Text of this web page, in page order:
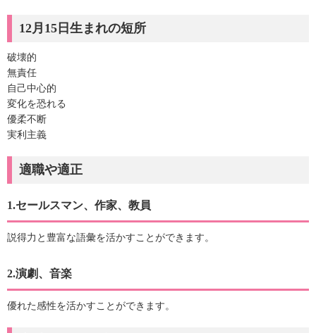
12月15日生まれの短所
破壊的
無責任
自己中心的
変化を恐れる
優柔不断
実利主義
適職や適正
1.セールスマン、作家、教員
説得力と豊富な語彙を活かすことができます。
2.演劇、音楽
優れた感性を活かすことができます。